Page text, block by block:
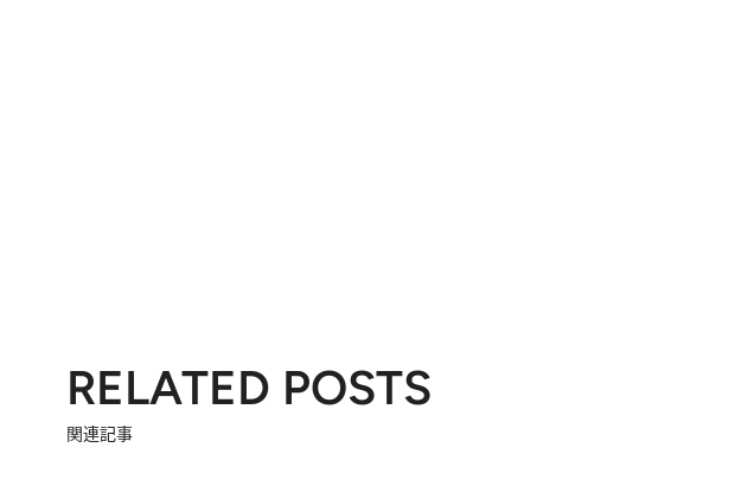
RELATED POSTS
関連記事